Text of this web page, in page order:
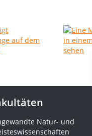
Natur- und